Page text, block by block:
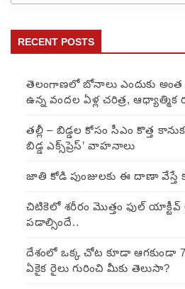
RECENT POSTS
తెలంగాణలో బోనాలు ఎందుకు అంత
ఉన్న వందల ఏళ్ల చరిత్ర, ఆధ్యాత్మిక
తల్లీ – బిడ్డల కోసం సీఎం కొత్త
బిడ్డ ఎక్స్‌ప్రెస్’ వాహనాలు
జాతి కోడి పుంజులకు ఈ దాణా వేస్తే
చిటికెలో శరీరం మొత్తం ఫుల్
పడాల్సిందే..
దేశంలో ఒక్క చోట కూడా ఆగకుండా
ఏకైక రైలు గురించి మీకు తెలుసా?